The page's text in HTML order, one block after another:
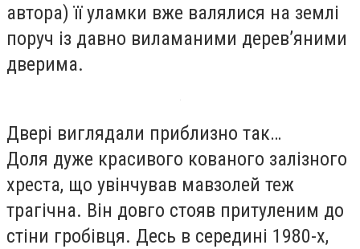
автора) її уламки вже валялися на землі
поруч із давно виламаними дерев’яними
дверима.
Двері виглядали приблизно так…
Доля дуже красивого кованого залізного
хреста, що увінчував мавзолей теж
трагічна. Він довго стояв притуленим до
стіни гробівця. Десь в середині 1980-х,